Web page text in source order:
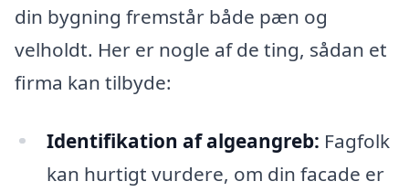
din bygning fremstår både pæn og
velholdt. Her er nogle af de ting, sådan et
firma kan tilbyde:
Identifikation af algeangreb: Fagfolk
kan hurtigt vurdere, om din facade er